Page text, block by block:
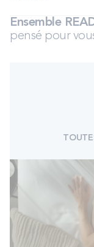
Ensemble
pensé pour